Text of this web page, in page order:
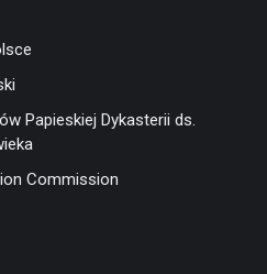
Papieskiej Dykasterii ds.
Commission